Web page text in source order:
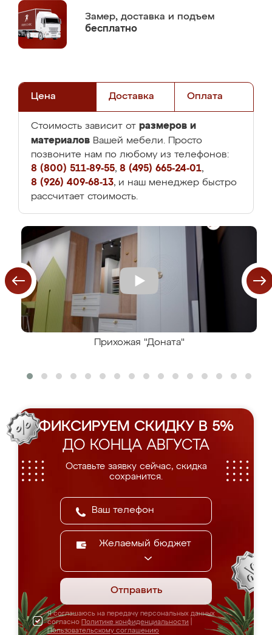
Замер, доставка и подъем
бесплатно
Цена Доставка Оплата
Стоимость зависит от размеров и
материалов Вашей мебели. Просто
позвоните нам по любому из телефонов:
8 (800) 511-89-55, 8 (495) 665-24-01,
8 (926) 409-68-13, и наш менеджер быстро
рассчитает стоимость.
Прихожая "Доната"
ФИКСИРУЕМ СКИДКУ В 5%
ДО КОНЦА АВГУСТА
Оставьте заявку сейчас, скидка
сохранится.
Желаемый бюджет
Отправить
Я соглашаюсь на передачу персональных данных
согласно Политике конфиденциальности
Пользовательскому соглашению